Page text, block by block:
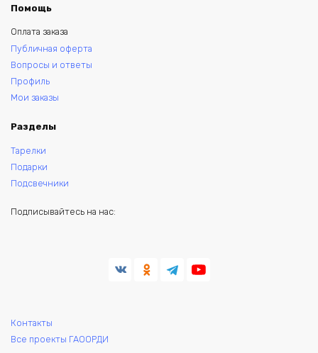
Помощь
Оплата заказа
Публичная оферта
Вопросы и ответы
Профиль
Мои заказы
Разделы
Тарелки
Подарки
Подсвечники
Подписывайтесь на нас:
Контакты
Все проекты ГАООРДИ